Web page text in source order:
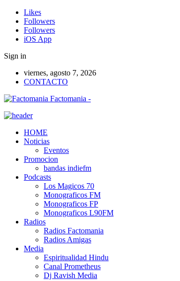
Likes
Followers
Followers
iOS App
Sign in
viernes, agosto 7, 2026
CONTACTO
Factomania -
HOME
Noticias
Eventos
Promocion
bandas indiefm
Podcasts
Los Magicos 70
Monograficos FM
Monograficos FP
Monograficos L90FM
Radios
Radios Factomania
Radios Amigas
Media
Espiritualidad Hindu
Canal Prometheus
Dj Ravish Media